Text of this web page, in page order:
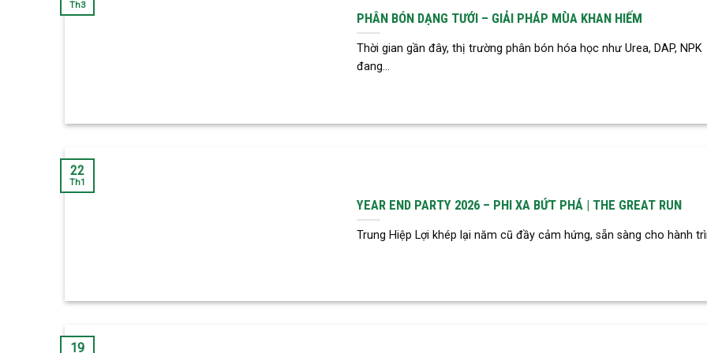
PHÂN BÓN DẠNG TƯỚI – GIẢI PHÁP MÙA KHAN HIẾM
Thời gian gần đây, thị trường phân bón hóa học như Urea, DAP, NPK
đang...
Th3
YEAR END PARTY 2026 – PHI XA BỨT PHÁ | THE GREAT RUN
Trung Hiệp Lợi khép lại năm cũ đầy cảm hứng, sẵn sàng cho hành
22
Th1
19